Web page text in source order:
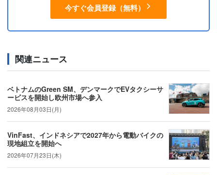
今すぐ会員登録（無料）
関連ニュース
ベトナムのGreen SM、デンマークでEVタクシーサ
ービスを開始し欧州市場へ参入
2026年08月03日(月)
VinFast、インドネシアで2027年から電動バイクの
現地組立を開始へ
2026年07月23日(木)